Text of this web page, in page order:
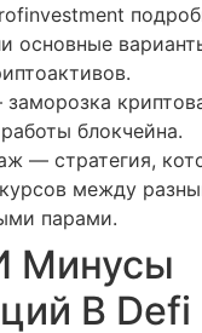
основные
блокчейна.
— стратегия,
между
парами.
Минусы
В